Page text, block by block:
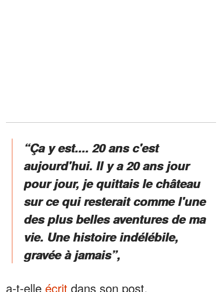
“Ça y est.... 20 ans c'est
aujourd'hui. Il y a 20 ans jour
pour jour, je quittais le château
sur ce qui resterait comme l'une
des plus belles aventures de ma
vie. Une histoire indélébile,
gravée à jamais”,
a-t-elle écrit dans son post.